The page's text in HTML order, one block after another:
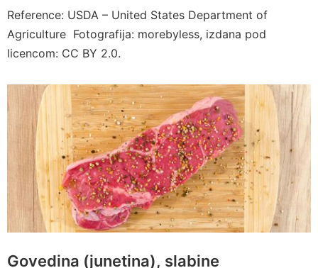
Reference: USDA – United States Department of
Agriculture Fotografija: morebyless, izdana pod
licencom: CC BY 2.0.
Govedina (junetina), slabine